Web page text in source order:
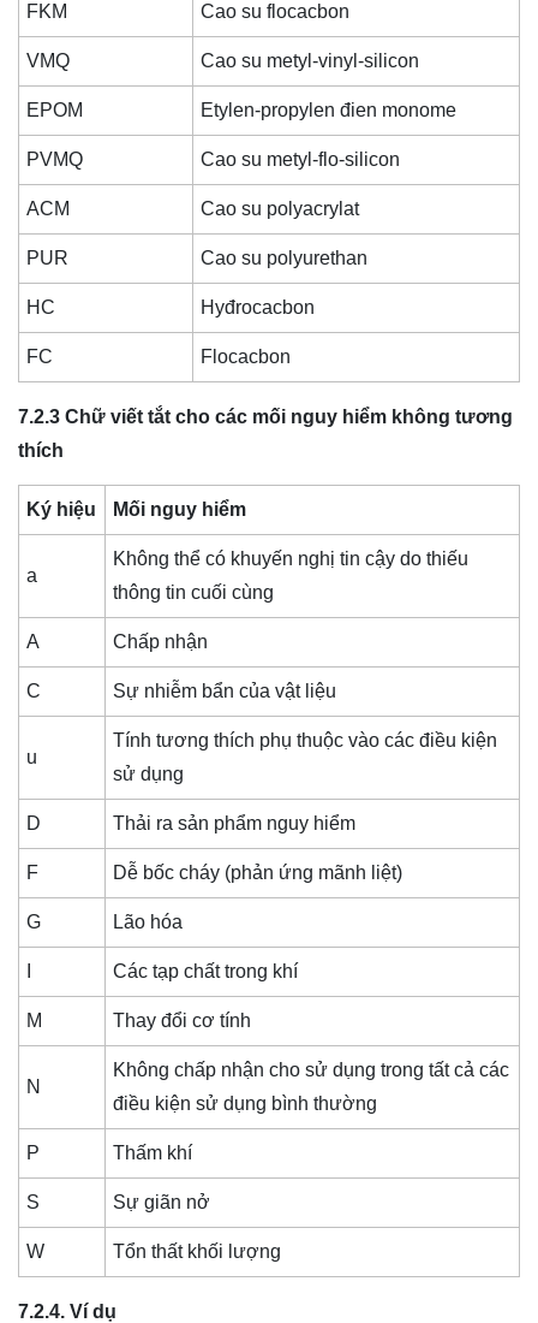
FKM Cao su flocacbon
VMQ Cao su metyl-vinyl-silicon
EPOM Etylen-propylen đien monome
PVMQ Cao su metyl-flo-silicon
ACM Cao su polyacrylat
PUR Cao su polyurethan
HC Hyđrocacbon
FC Flocacbon
7.2.3 Chữ viết tắt cho các mối nguy hiểm không tương
thích
Ký hiệu Mối nguy hiểm
a
Không thể có khuyến nghị tin cậy do thiếu
thông tin cuối cùng
A Chấp nhận
C Sự nhiễm bẩn của vật liệu
u
Tính tương thích phụ thuộc vào các điều kiện
sử dụng
D Thải ra sản phẩm nguy hiểm
F Dễ bốc cháy (phản ứng mãnh liệt)
G Lão hóa
Các tạp chất trong khí
M Thay đổi cơ tính
N
Không chấp nhận cho sử dụng trong tất cả các
điều kiện sử dụng bình thường
P Thấm khí
S Sự giãn nở
W Tổn thất khối lượng
7.2.4. Ví dụ